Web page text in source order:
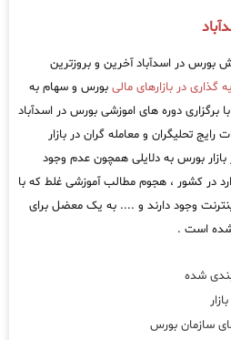
بورس در اسدآباد آخرین و بروزترین
گذاری در بازارهای مالی بورس و سهام به
برگزاری دوره های اموزشی بورس در اسدآباد
تحلیگران و معامله گران در بازار
بورس به دلایلی همچون عدم وجود
در کشور ، هجوم مطالب آموزشی غلط که با
وجود دارند و .... به یک معضل برای
شده است .
شده
سازمان بورس